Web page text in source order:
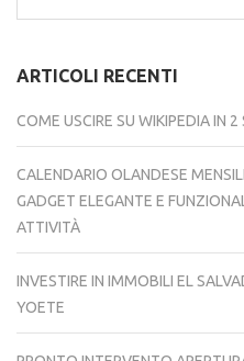
per:
ARTICOLI RECENTI
COME USCIRE SU WIKIPEDIA IN
CALENDARIO OLANDESE
GADGET ELEGANTE E
ATTIVITÀ
INVESTIRE IN IMMOBILI EL
YOETE